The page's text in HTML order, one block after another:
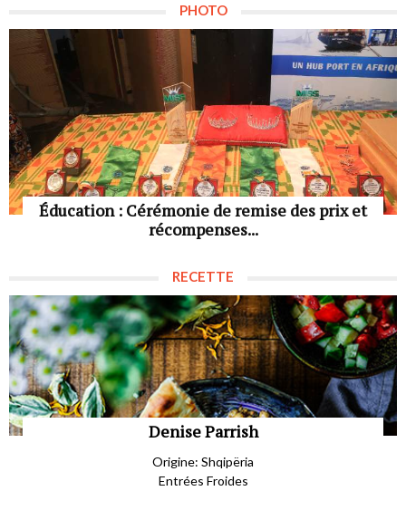
PHOTO
Éducation : Cérémonie de remise des prix et
récompenses...
RECETTE
Denise Parrish
Origine: Shqipëria
Entrées Froides